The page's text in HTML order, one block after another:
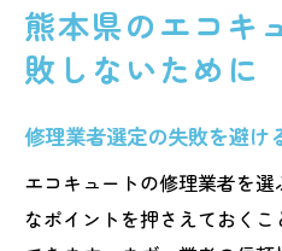
熊本県のエコキ
敗しないために
修理業者選定の失敗を避け
エコキュートの修理業者を
なポイントを押さえておく